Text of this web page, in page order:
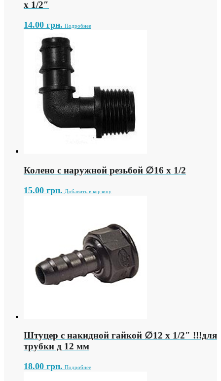
х 1/2″
14.00 грн. Подробнее
Колено c наружной резьбой ∅16 х 1/2
15.00 грн. Добавить в корзину
Штуцер с накидной гайкой ∅12 х 1/2″ !!!для
трубки д 12 мм
18.00 грн. Подробнее